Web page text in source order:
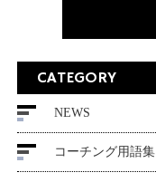
CATEGORY
NEWS
コーチング用語集